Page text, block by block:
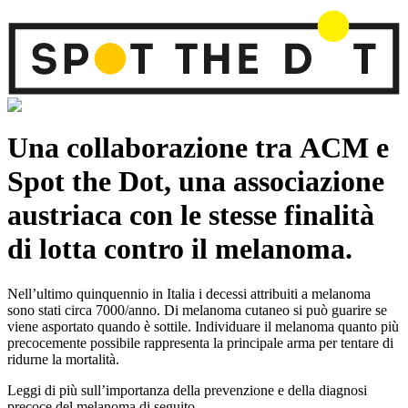
Una collaborazione tra ACM e
Spot the Dot, una associazione
austriaca con le stesse finalità
di lotta contro il melanoma.
Nell’ultimo quinquennio in Italia i decessi attribuiti a melanoma
sono stati circa 7000/anno. Di melanoma cutaneo si può guarire se
viene asportato quando è sottile. Individuare il melanoma quanto più
precocemente possibile rappresenta la principale arma per tentare di
ridurne la mortalità.
Leggi di più sull’importanza della prevenzione e della diagnosi